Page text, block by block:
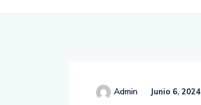
Admin Junio 6, 2024